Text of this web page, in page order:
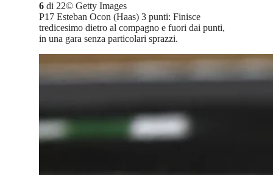
6 di 22© Getty Images
P17 Esteban Ocon (Haas) 3 punti: Finisce
tredicesimo dietro al compagno e fuori dai punti,
in una gara senza particolari sprazzi.